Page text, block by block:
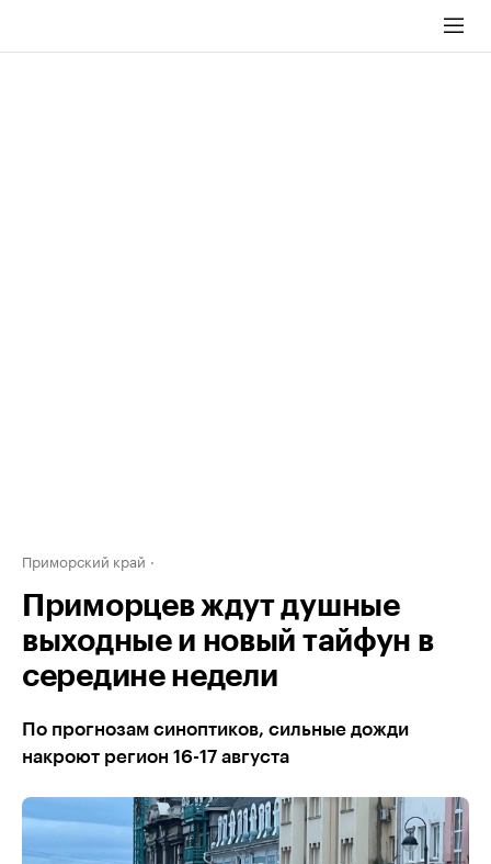
Приморский край
Приморцев ждут душные
выходные и новый тайфун в
середине недели
По прогнозам синоптиков, сильные дожди
накроют регион 16-17 августа